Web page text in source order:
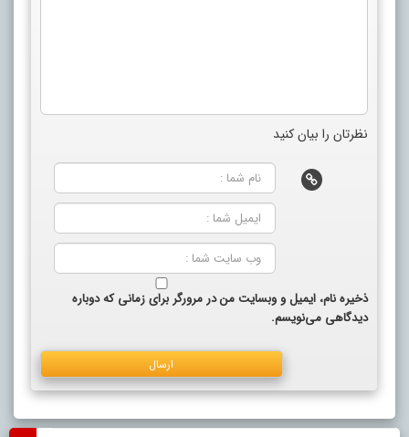
نظرتان را بیان کنید
ذخیره نام، ایمیل و وبسایت من در مرورگر برای زمانی که دوباره
دیدگاهی می‌نویسم.